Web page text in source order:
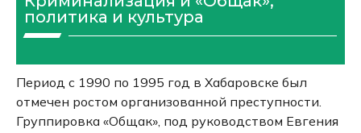
политика и культура
Период с 1990 по 1995 год в Хабаровске был
отмечен ростом организованной преступности.
Группировка «Общак», под руководством Евгения